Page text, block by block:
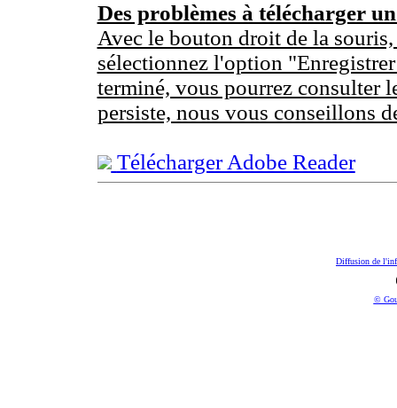
Des problèmes à télécharger
Avec le bouton droit de la
sélectionnez l'option
terminé, vous pourrez consulter
persiste, nous vous conseillons
Télécharger Adobe Reader
Diffusion de
©